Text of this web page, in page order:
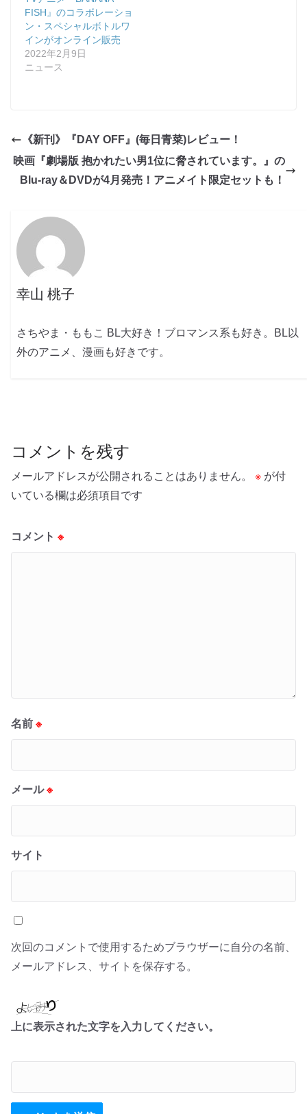
FISH』のコラボレーショ
ン・スペシャルボトルワ
インがオンライン販売
2022年2月9日
ニュース
《新刊》『DAY OFF』(毎日青菜)レビュー！
映画『劇場版 抱かれたい男1位に脅されています。』の
Blu-ray＆DVDが4月発売！アニメイト限定セットも！
幸山 桃子
さちやま・ももこ BL大好き！ブロマンス系も好き。BL以
外のアニメ、漫画も好きです。
コメントを残す
メールアドレスが公開されることはありません。 ※ が付
いている欄は必須項目です
コメント ※
名前 ※
メール※
サイト
次回のコメントで使用するためブラウザーに自分の名前、
メールアドレス、サイトを保存する。
上に表示された文字を入力してください。